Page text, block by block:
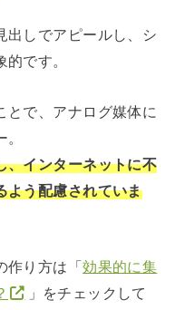
出しでアピールし、シ
です。
とで、アナログ媒体に
、インターネットに不
よう配慮されていま
作り方は「効果的に集
」をチェックして